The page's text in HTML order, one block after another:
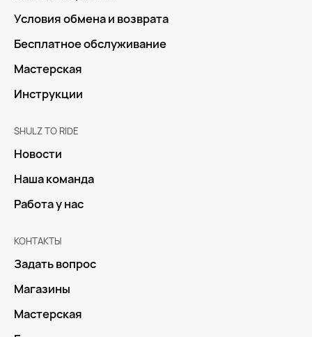
Условия обмена и возврата
Бесплатное обслуживание
Мастерская
Инструкции
SHULZ TO RIDE
Новости
Наша команда
Работа у нас
КОНТАКТЫ
Задать вопрос
Магазины
Мастерская